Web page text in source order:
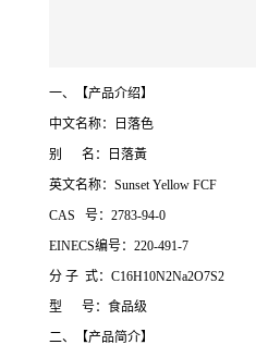
一、【产品介绍】
中文名称：日落色
别 名：日落黃
英文名称：Sunset Yellow FCF
CAS 号：2783-94-0
EINECS编号：220-491-7
分 子 式：C16H10N2Na2O7S2
型 号：食品级
二、【产品简介】